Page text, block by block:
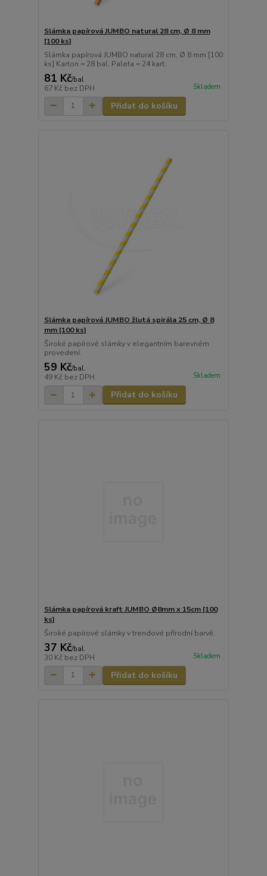
Slámka papírová JUMBO natural 28 cm, Ø 8 mm
[100 ks]
Slámka papírová JUMBO natural 28 cm, Ø 8 mm [100
ks] Karton = 28 bal. Paleta = 24 kart.
81 Kč/bal
67 Kč bez DPH Skladem
Přidat do košíku
Slámka papírová JUMBO žlutá spirála 25 cm, Ø 8
mm [100 ks]
Široké papírové slámky v elegantním barevném
provedení.
59 Kč/bal.
49 Kč bez DPH Skladem
Přidat do košíku
Slámka papírová kraft JUMBO Ø8mm x 15cm [100
ks]
Široké papírové slámky v trendové přírodní barvě.
37 Kč/bal.
30 Kč bez DPH Skladem
Přidat do košíku